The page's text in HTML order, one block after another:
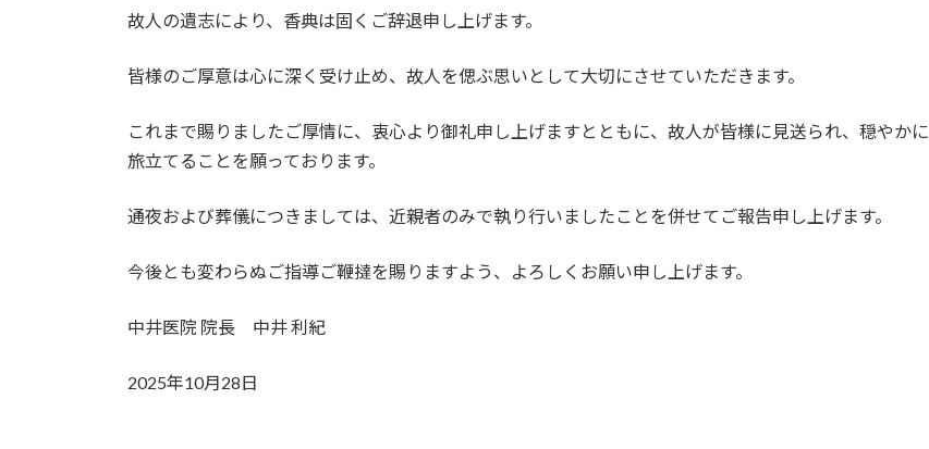
故人の遺志により、香典は固くご辞退申し上げます。
皆様のご厚意は心に深く受け止め、故人を偲ぶ思いとして大切にさせていただきます。
これまで賜りましたご厚情に、衷心より御礼申し上げますとともに、故人が皆様に見送られ、穏やかに
旅立てることを願っております。
通夜および葬儀につきましては、近親者のみで執り行いましたことを併せてご報告申し上げます。
今後とも変わらぬご指導ご鞭撻を賜りますよう、よろしくお願い申し上げます。
中井医院 院長 中井 利紀
2025年10月28日